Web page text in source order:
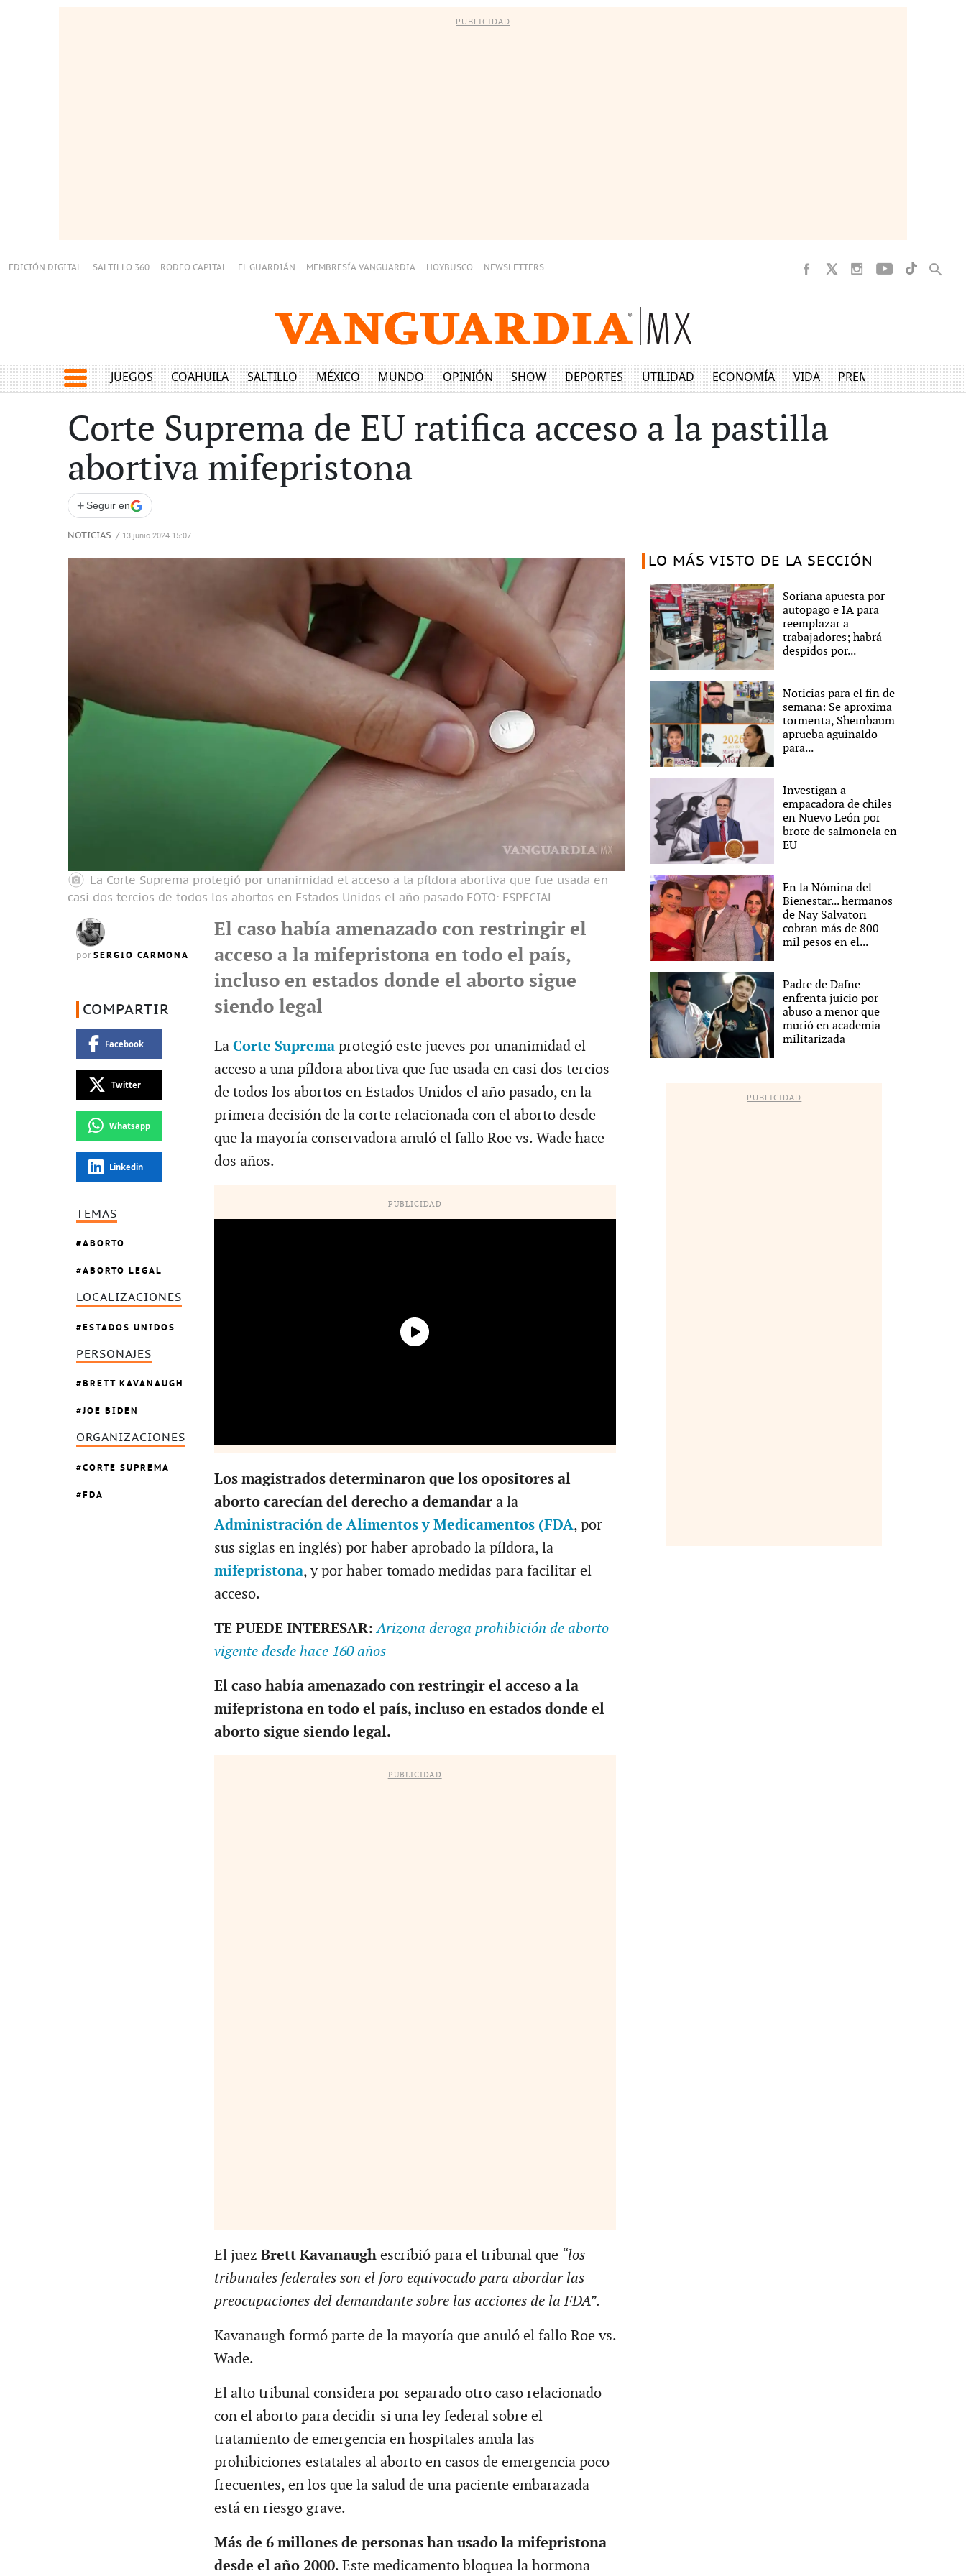
PUBLICIDAD
EDICIÓN DIGITAL SALTILLO 360 RODEO CAPITAL EL GUARDIÁN MEMBRESÍA VANGUARDIA HOYBUSCO NEWSLETTERS
JUEGOS COAHUILA SALTILLO MÉXICO MUNDO OPINIÓN SHOW DEPORTES UTILIDAD ECONOMÍA VIDA PREMIUM
Corte Suprema de EU ratifica acceso a la pastilla
abortiva mifepristona
+ Seguir en
NOTICIAS / 13 junio 2024 15:07
La Corte Suprema protegió por unanimidad el acceso a la píldora abortiva que fue usada en
casi dos tercios de todos los abortos en Estados Unidos el año pasado FOTO: ESPECIAL
por SERGIO CARMONA
COMPARTIR
Facebook
Twitter
Whatsapp
Linkedin
TEMAS
ABORTO
ABORTO LEGAL
LOCALIZACIONES
ESTADOS UNIDOS
PERSONAJES
BRETT KAVANAUGH
JOE BIDEN
ORGANIZACIONES
CORTE SUPREMA
FDA
El caso había amenazado con restringir el
acceso a la mifepristona en todo el país,
incluso en estados donde el aborto sigue
siendo legal
La Corte Supremaprotegió este jueves por unanimidad el
acceso a una píldora abortiva que fue usada en casi dos tercios
de todos los abortos en Estados Unidos el año pasado, en la
primera decisión de la corte relacionada con el aborto desde
que la mayoría conservadora anuló el fallo Roe vs. Wade hace
dos años.
PUBLICIDAD
Los magistrados determinaron que los opositores al
aborto carecían del derecho a demandara la
Administración de Alimentos y Medicamentos (FDA, por
sus siglas en inglés) por haber aprobado la píldora, la
mifepristona, y por haber tomado medidas para facilitar el
acceso.
TE PUEDE INTERESAR:Arizona deroga prohibición de aborto
vigente desde hace 160 años
El caso había amenazado con restringir el acceso a la
mifepristona en todo el país, incluso en estados donde el
aborto sigue siendo legal.
PUBLICIDAD
El juez Brett Kavanaughescribió para el tribunal que“los
tribunales federales son el foro equivocado para abordar las
preocupaciones del demandante sobre las acciones de la FDA”.
Kavanaugh formó parte de la mayoría que anuló el fallo Roe vs.
Wade.
El alto tribunal considera por separado otro caso relacionado
con el aborto para decidir si una ley federal sobre el
tratamiento de emergencia en hospitales anula las
prohibiciones estatales al aborto en casos de emergencia poco
frecuentes, en los que la salud de una paciente embarazada
está en riesgo grave.
Más de 6 millones de personas han usado la mifepristona
desde el año 2000. Este medicamento bloquea la hormona
LO MÁS VISTO DE LA SECCIÓN
Soriana apuesta por
autopago e IA para
reemplazar a
trabajadores; habrá
despidos por...
Noticias para el fin de
semana: Se aproxima
tormenta, Sheinbaum
aprueba aguinaldo
para...
Investigan a
empacadora de chiles
en Nuevo León por
brote de salmonela en
EU
En la Nómina del
Bienestar... hermanos
de Nay Salvatori
cobran más de 800
mil pesos en el...
Padre de Dafne
enfrenta juicio por
abuso a menor que
murió en academia
militarizada
PUBLICIDAD